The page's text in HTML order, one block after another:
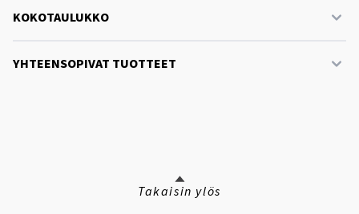
KOKOTAULUKKO
YHTEENSOPIVAT TUOTTEET
Takaisin ylös